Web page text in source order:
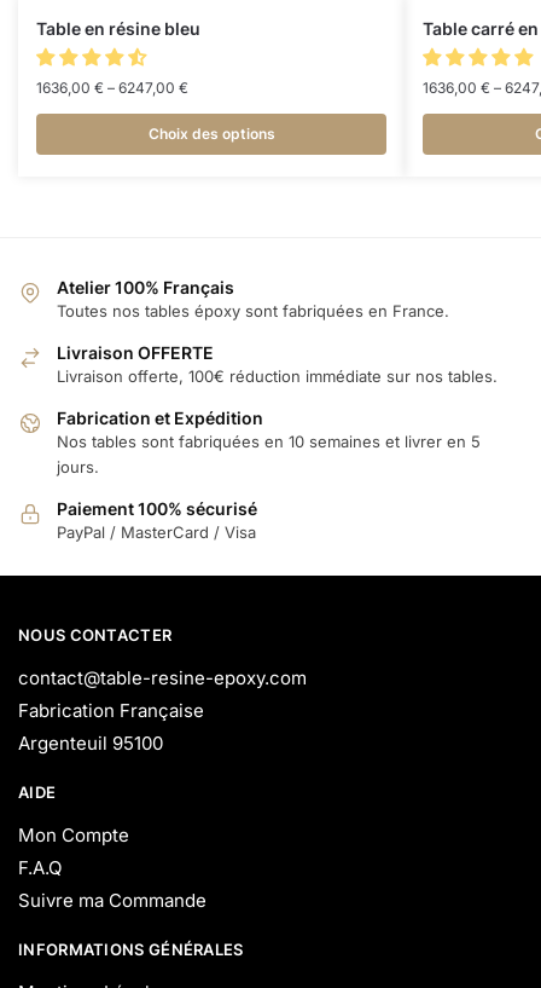
Table en résine bleu
1636,00 € – 6247,00 €
Choix des options
Table carré
1636,00 € –
Atelier 100% Français
Toutes nos tables époxy sont fabriquées en France.
Livraison OFFERTE
Livraison offerte, 100€ réduction immédiate sur nos tables.
Fabrication et Expédition
Nos tables sont fabriquées en 10 semaines et livrer en 5
jours.
Paiement 100% sécurisé
PayPal / MasterCard / Visa
NOUS CONTACTER
contact@table-resine-epoxy.com
Fabrication Française
Argenteuil 95100
AIDE
Mon Compte
F.A.Q
Suivre ma Commande
INFORMATIONS GÉNÉRALES